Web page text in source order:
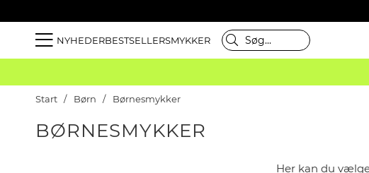
NYHEDERBESTSELLERSMYKKER
Start Børn Børnesmykker
BØRNESMYKKER
Her kan du